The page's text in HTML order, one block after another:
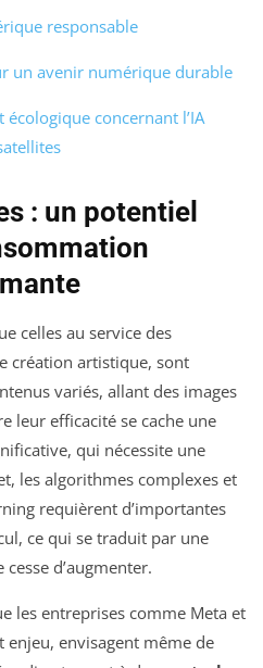
responsable
un avenir numérique durable
écologique concernant l’IA
: un potentiel
celles au service des
création artistique, sont
variés, allant des images
leur efficacité se cache une
qui nécessite une
les algorithmes complexes et
requièrent d’importantes
ce qui se traduit par une
d’augmenter.
les entreprises comme Meta et
enjeu, envisagent même de